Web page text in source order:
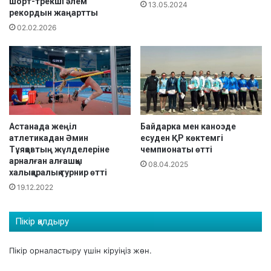
р
а
ы
н
д
а
ғ
ы
е
л
ч
е
п
н
т
рекордын жаңартты
02.02.2026
13.05.2024
Астанада жеңіл
атлетикадан Әмин
Тұяқовтың жүлделеріне
арналған алғашқы
халықаралық турнир өтті
19.12.2022
Байдарка мен каноэде
есуден ҚР көктемгі
чемпионаты өтті
08.04.2025
Пікір қалдыру
Пікір орналастыру үшін кіруіңіз жөн.